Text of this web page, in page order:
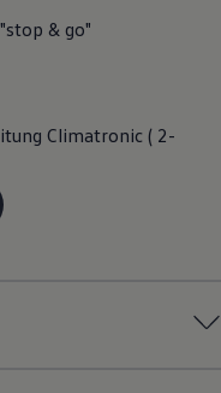
& go"
Climatronic ( 2-